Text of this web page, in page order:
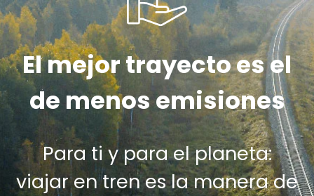
El mejor trayecto es el
de menos emisiones
Para ti y para el planeta:
viajar en tren es la manera de